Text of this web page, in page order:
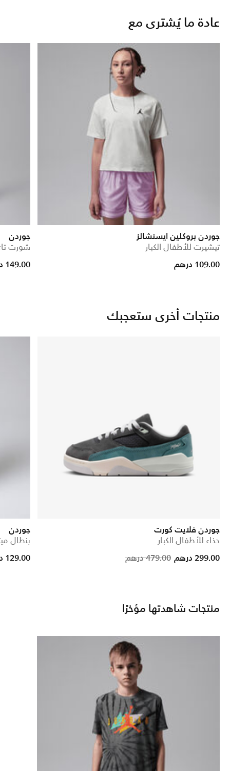
عادة ما يُشترى مع
جوردن بروكلين ايسنشالز
تيشيرت للأطفال الكبار
109.00 درهم
جوردن
شورت
from
149.00 درهم
منتجات أخرى ستعجبك
جوردن فلايت كورت
حذاء للأطفال الكبار
Price
479.00 درهم to
299.00 درهم
جوردن
بنطال
129.00 درهم
منتجات شاهدتها مؤخرًا